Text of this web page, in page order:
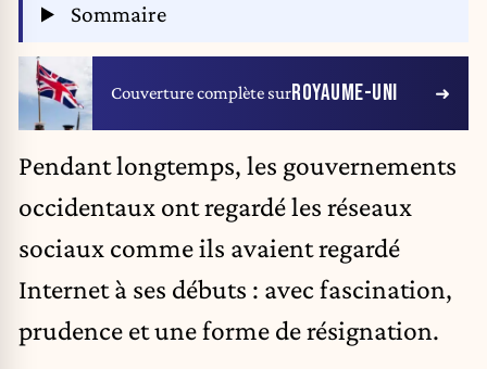
Sommaire
Couverture complète surROYAUME-UNI
Pendant longtemps, les gouvernements
occidentaux ont regardé les réseaux
sociaux comme ils avaient regardé
Internet à ses débuts : avec fascination,
prudence et une forme de résignation.